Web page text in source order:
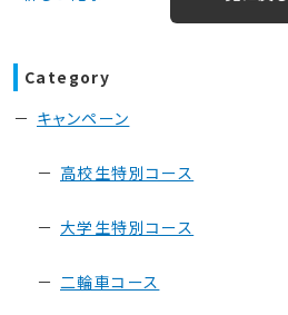
Category
キャンペーン
高校生特別コース
大学生特別コース
二輪車コース